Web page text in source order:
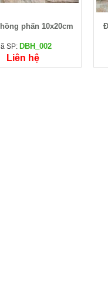
phấn 10x20cm
SP: DBH_002
Liên hệ